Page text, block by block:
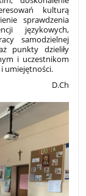
kulturą
sprawdzenia
językowych,
samodzielnej
punkty dzieliły
i uczestnikom
i umiejętności.
D.Ch